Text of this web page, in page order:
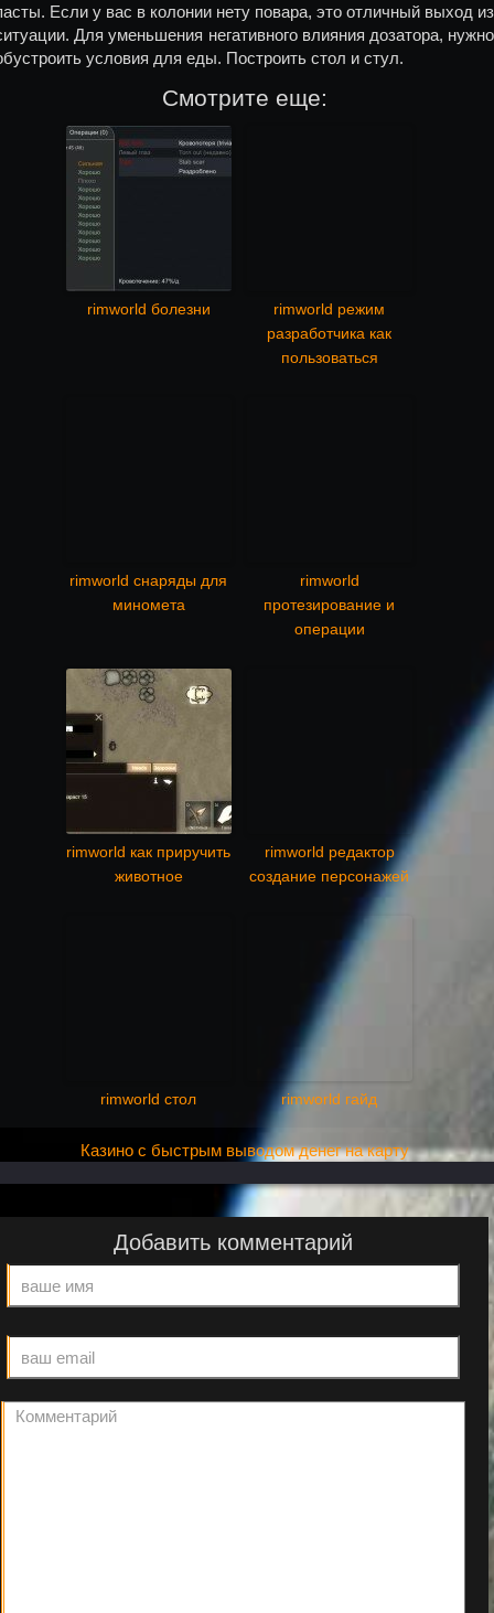
Если у вас в колонии нету повара, это отличный выход из
Для уменьшения негативного влияния дозатора, нужно
условия для еды. Построить стол и стул.
Смотрите еще:
rimworld болезни
rimworld режим
разработчика как
пользоваться
rimworld снаряды для
миномета
rimworld
протезирование и
операции
rimworld как приручить
животное
rimworld редактор
создание персонажей
rimworld стол rimworld гайд
Казино с быстрым выводом денег на карту
Добавить комментарий